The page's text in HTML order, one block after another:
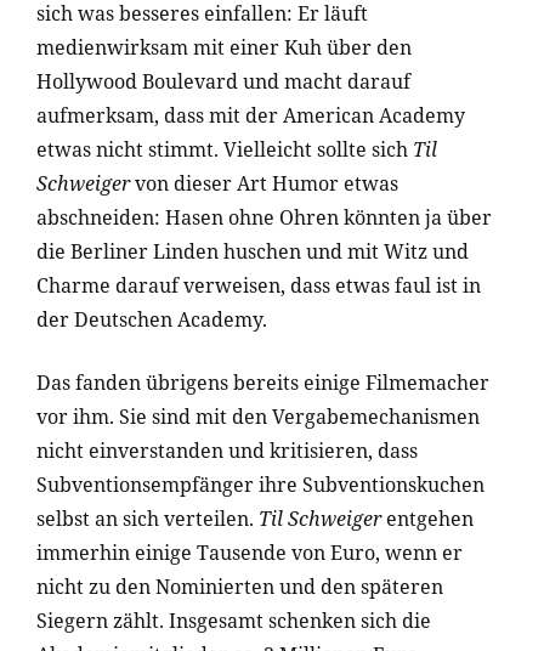
sich was besseres einfallen: Er läuft
medienwirksam mit einer Kuh über den
Hollywood Boulevard und macht darauf
aufmerksam, dass mit der American Academy
etwas nicht stimmt. Vielleicht sollte sich Til
Schweigervon dieser Art Humor etwas
abschneiden: Hasen ohne Ohren könnten ja über
die Berliner Linden huschen und mit Witz und
Charme darauf verweisen, dass etwas faul ist in
der Deutschen Academy.
Das fanden übrigens bereits einige Filmemacher
vor ihm. Sie sind mit den Vergabemechanismen
nicht einverstanden und kritisieren, dass
Subventionsempfänger ihre Subventionskuchen
selbst an sich verteilen. Til Schweigerentgehen
immerhin einige Tausende von Euro, wenn er
nicht zu den Nominierten und den späteren
Siegern zählt. Insgesamt schenken sich die